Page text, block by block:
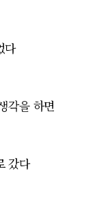
다
각을 하면
갔다